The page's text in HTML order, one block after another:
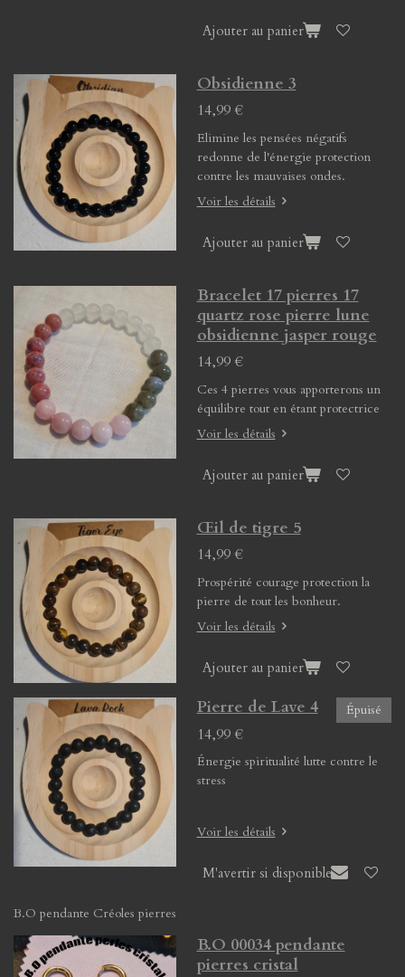
Ajouter au panier
Obsidienne 3
14,99 €
Elimine les pensées négatifs
redonne de l'énergie protection
contre les mauvaises ondes.
Voir les détails
Ajouter au panier
Bracelet 17 pierres 17
quartz rose pierre lune
obsidienne jasper rouge
14,99 €
Ces 4 pierres vous apporterons un
équilibre tout en étant protectrice
Voir les détails
Ajouter au panier
Œil de tigre 5
14,99 €
Prospérité courage protection la
pierre de tout les bonheur.
Voir les détails
Ajouter au panier
Épuisé
Pierre de Lave 4
14,99 €
Énergie spiritualité lutte contre le
stress
Voir les détails
M'avertir si disponible
B.O pendante Créoles pierres
B.O 00034 pendante
pierres cristal